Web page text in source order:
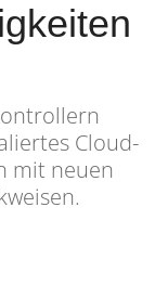
Cloud-
mit neuen